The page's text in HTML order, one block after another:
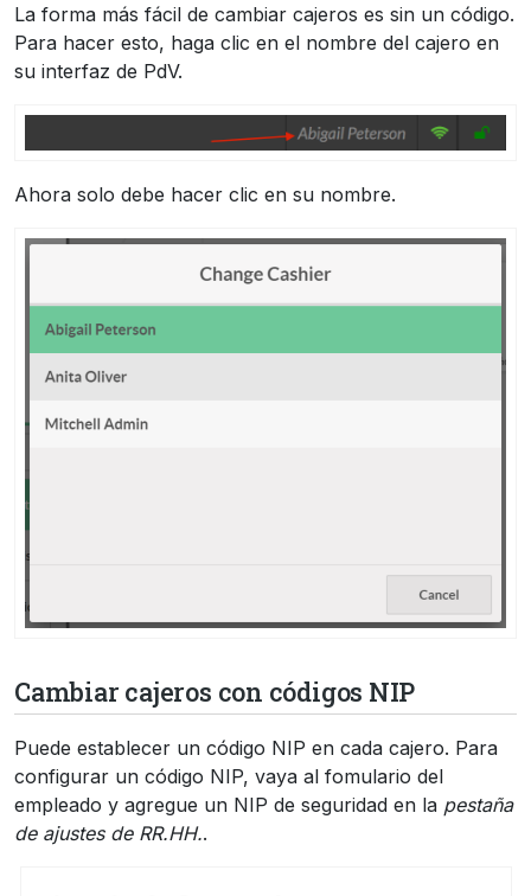
La forma más fácil de cambiar cajeros es sin un código.
Para hacer esto, haga clic en el nombre del cajero en
su interfaz de PdV.
Ahora solo debe hacer clic en su nombre.
Cambiar cajeros con códigos NIP
Puede establecer un código NIP en cada cajero. Para
configurar un código NIP, vaya al fomulario del
empleado y agregue un NIP de seguridad en la pestaña
de ajustes de RR.HH..